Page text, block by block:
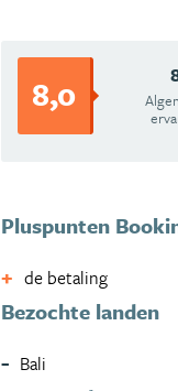
8,0
Pluspunten
de betaling
Bezochte landen
Bali